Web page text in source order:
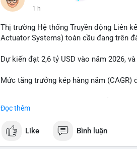
Lời khuyên ngắn gọn cho nhà đầu tư
trọng đòn bẩy. Ngược lại, nếu BTC
tích cực.
#23dot14btc #chuyenvilanh #aplucban
1 h
Thị trường Hệ thống Truyền động Liên
Actuator Systems) toàn cầu đang trên
Dự kiến đạt 2,6 tỷ USD vào năm 2026,
Mức tăng trưởng kép hàng năm (CAGR)
Đọc thêm
Like Bình luận